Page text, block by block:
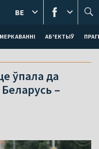
МЕРКАВАННI АБ'ЕКТЫЎ
BE
ўпала да
Беларусь –